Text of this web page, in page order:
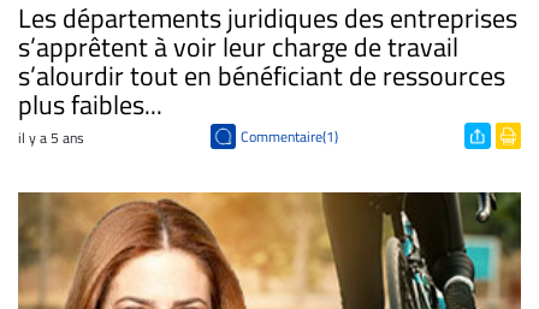
Les départements juridiques des entreprises
s’apprêtent à voir leur charge de travail
s’alourdir tout en bénéficiant de ressources
plus faibles...
il y a 5 ans Commentaire(1)